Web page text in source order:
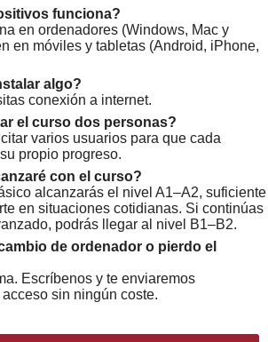
funciona?
en ordenadores (Windows, Mac y
en móviles y tabletas (Android, iPhone,
algo?
conexión a internet.
el curso dos personas?
varios usuarios para que cada
propio progreso.
con el curso?
alcanzarás el nivel A1–A2, suficiente
en situaciones cotidianas. Si continúas
podrás llegar al nivel B1–B2.
de ordenador o pierdo el
Escríbenos y te enviaremos
sin ningún coste.